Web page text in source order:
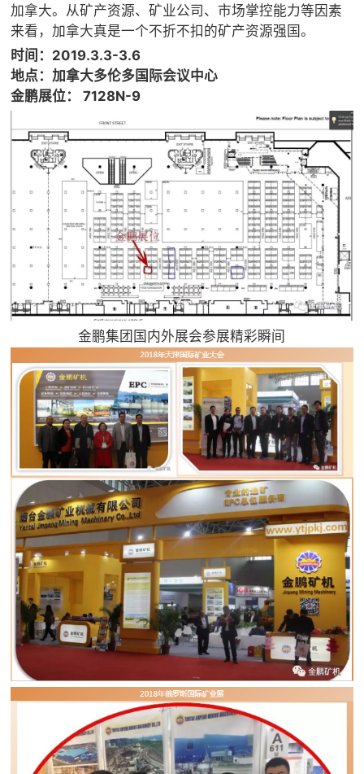
加拿大。从矿产资源、矿业公司、市场掌控能力等因素
来看，加拿大真是一个不折不扣的矿产资源强国。
时间：2019.3.3-3.6
地点：加拿大多伦多国际会议中心
金鹏展位： 7128N-9
金鹏集团国内外展会参展精彩瞬间